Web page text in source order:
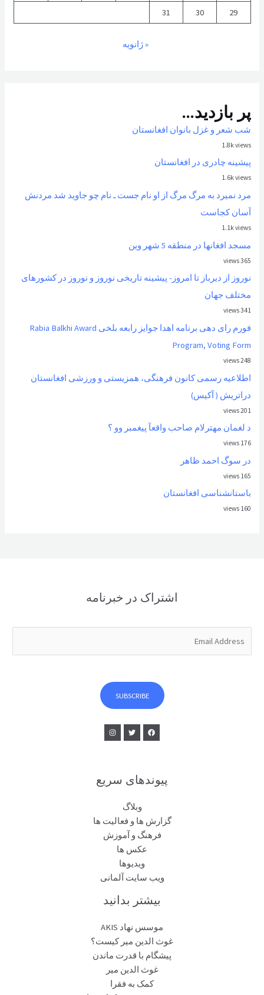
29
30
31
« ژانویه
پر بازدید...
شب شعر و غزل بانوان افغانستان
1.8k views
پیشینه چادری در افغانستان
1.6k views
مرد نمیرد به مرگ مرگ از او نام جست ـ نام چو جاوید شد مردنش
آسان کجاست
1.1k views
مسجد افغانها در منطقه 5 شهر وین
365 views
نوروز از ديرباز تا امروز- پیشینه تاریخی نوروز و نوروز در کشورهای
مختلف جهان
341 views
فورم رای دهی برنامه اهدا جوایز رابعه بلخی Rabia Balkhi Award
Program, Voting Form
248 views
اطلاعیه رسمی کانون فرهنگی، همزیستی و ورزشی افغانستان
دراتریش ( آکیس)
201 views
د لغمان مهترلام صاحب واقعآ پیغمبر وو ؟
176 views
در سوگ احمد ظاهر
165 views
باستانشناسی افغانستان
160 views
اشتراک در خبرنامه
SUBSCRIBE
پیوندهای سریع
وبلاگ
گزارش ها و فعالیت ها
فرهنگ و آموزش
عکس ها
ویدیوها
ویب سایت آلمانی
بیشتر بدانید
موسس نهاد AKIS
غوث الدین میر کیست؟
پیشگام با قدرت ماندن
غوث الدین میر
کمک به فقرا